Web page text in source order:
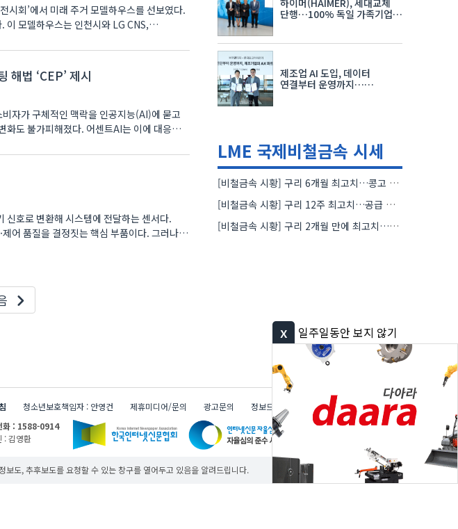
회’에서 미래 주거 모델하우스를 선보였다.
법 ‘CEP’ 제시
자가 구체적인 맥락을 인공지능(AI)에 묻고
화도 불가피해졌다. 어센트AI는 이에 대응할
호로 변환해 시스템에 전달하는 센서다.
어 품질을 결정짓는 핵심 부품이다. 그러나
자율주행모빌리티산업전
08.25~08.27
차세대 반도체 패키징 산업전
08.26~08.28 수원컨벤션센터
하이머(HAIMER), 세대교체
단행…100% 독일 가족기업
제조업 AI 도입, 데이터
연결부터 운영까지…
LME 국제비철금속 시세
[비철금속 시황] 구리 6개월 최고치…콩고 수출 규제에 공급 우려 확대
[비철금속 시황] 구리 12주 최고치…공급 부족 우려에 강세
[비철금속 시황] 구리 2개월 만에 최고치…재고 감소에 공급 부족 우려 확대
무료 무료 무료
x 일주일동안 보지 않기
청소년보호책임자 : 안영건 제휴미디어/문의 광고문의
정보드림
화 : 1588-0914
: 김영환
도, 추후보도를 요청할 수 있는 창구를 열어두고 있음을 알려드립니다.